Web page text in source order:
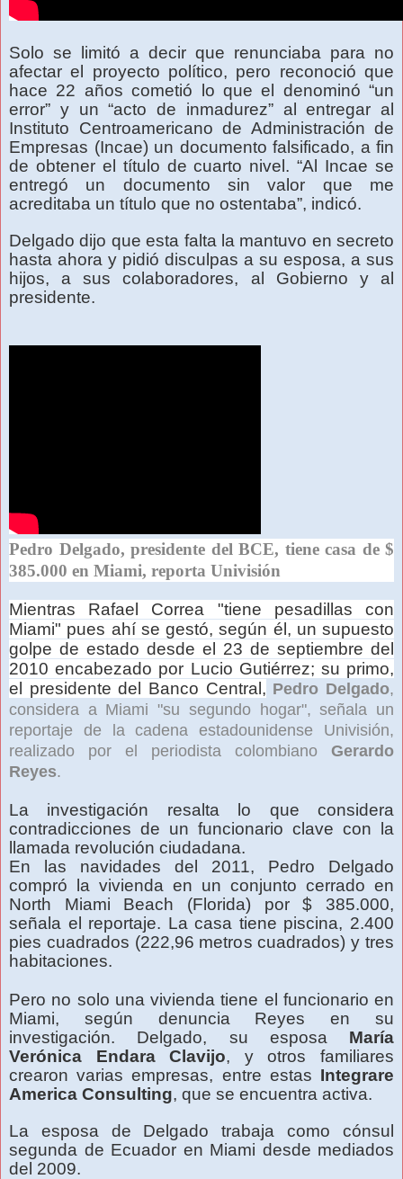
Solo se limitó a decir que renunciaba para no
afectar el proyecto político, pero reconoció que
hace 22 años cometió lo que el denominó “un
error” y un “acto de inmadurez” al entregar al
Instituto Centroamericano de Administración de
Empresas (Incae) un documento falsificado, a fin
de obtener el título de cuarto nivel. “Al Incae se
entregó un documento sin valor que me
acreditaba un título que no ostentaba”, indicó.
Delgado dijo que esta falta la mantuvo en secreto
hasta ahora y pidió disculpas a su esposa, a sus
hijos, a sus colaboradores, al Gobierno y al
presidente.
Pedro Delgado, presidente del BCE, tiene casa de $
385.000 en Miami, reporta Univisión
Mientras Rafael Correa "tiene pesadillas con
Miami" pues ahí se gestó, según él, un supuesto
golpe de estado desde el 23 de septiembre del
2010 encabezado por Lucio Gutiérrez; su primo,
el presidente del Banco Central, Pedro Delgado,
considera a Miami "su segundo hogar", señala un
reportaje de la cadena estadounidense Univisión,
realizado por el periodista colombiano
Gerardo
Reyes.
La investigación resalta lo que considera
contradicciones de un funcionario clave con la
llamada revolución ciudadana.
En las navidades del 2011, Pedro Delgado
compró la vivienda en un conjunto cerrado en
North Miami Beach (Florida) por $ 385.000,
señala el reportaje. La casa tiene piscina, 2.400
pies cuadrados (222,96 metros cuadrados) y tres
habitaciones.
Pero no solo una vivienda tiene el funcionario en
Miami, según denuncia Reyes en su
investigación. Delgado, su esposa
María
Verónica Endara Clavijo, y otros familiares
crearon varias empresas, entre estas Integrare
America Consulting, que se encuentra activa.
La esposa de Delgado trabaja como cónsul
segunda de Ecuador en Miami desde mediados
del 2009.